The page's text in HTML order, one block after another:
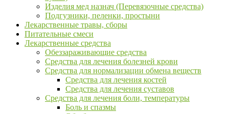
Изделия мед назнач (Перевязочные средства)
Подгузники, пеленки, простыни
Лекарственные травы, сборы
Питательные смеси
Лекарственные средства
Обеззараживающие средства
Средства для лечения болезней крови
Средства для нормализации обмена веществ
Средства для лечения костей
Средства для лечения суставов
Средства для лечения боли, температуры
Боль и спазмы